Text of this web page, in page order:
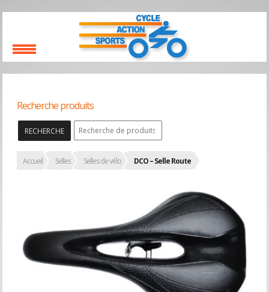
Recherche produits
RECHERCHE
Accueil Selles Selles de vélo DCO – Selle Route